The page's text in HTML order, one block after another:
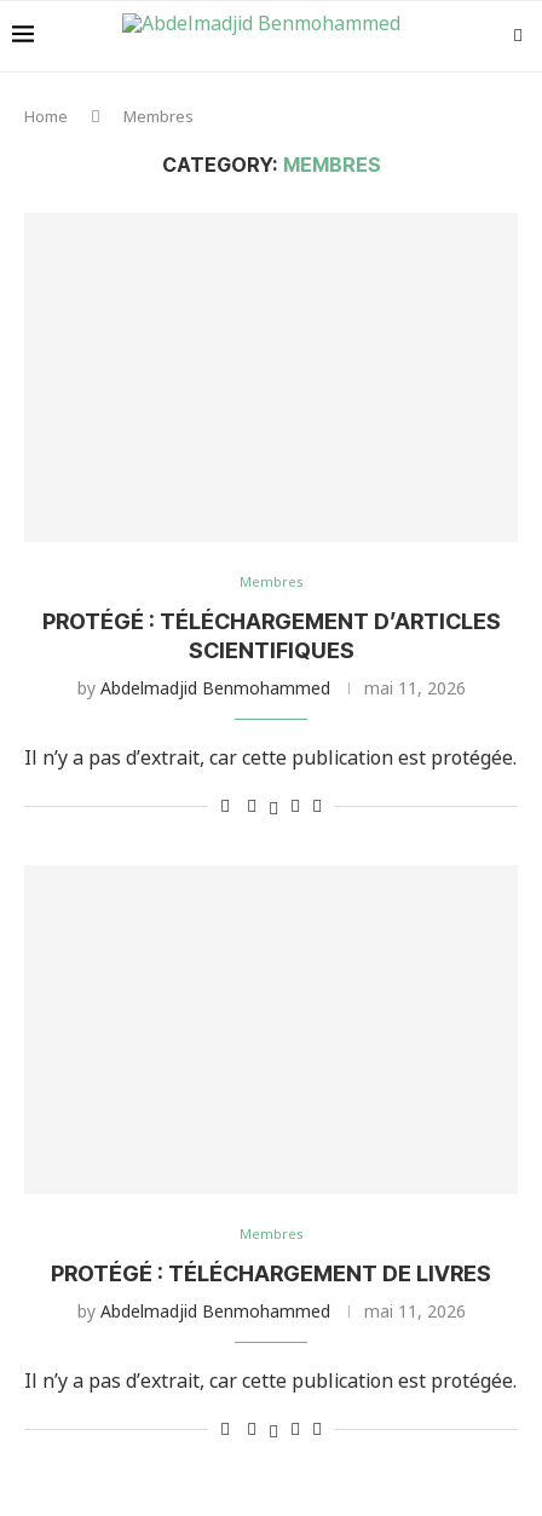
Home Membres
CATEGORY: MEMBRES
Membres
PROTÉGÉ : TÉLÉCHARGEMENT D’ARTICLES
SCIENTIFIQUES
by Abdelmadjid Benmohammed mai 11, 2026
Il n’y a pas d’extrait, car cette publication est protégée.
Membres
PROTÉGÉ : TÉLÉCHARGEMENT DE LIVRES
by Abdelmadjid Benmohammed mai 11, 2026
Il n’y a pas d’extrait, car cette publication est protégée.